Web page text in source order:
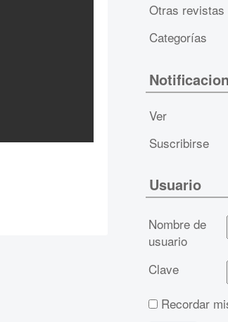
Otras revistas
Categorías
Ver
Suscribirse
Usuario
Nombre de
usuario
Clave
Recordar